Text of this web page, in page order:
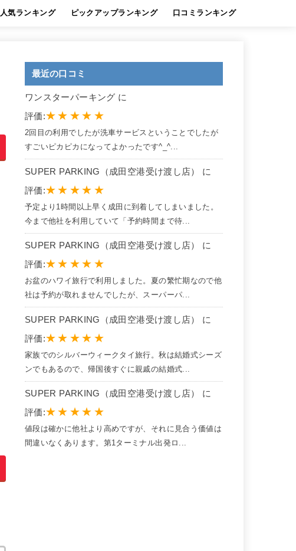
人気ランキング ピックアップランキング 口コミランキング
最近の口コミ
ワンスターパーキング に
評価:★ ★ ★ ★ ★
2回目の利用でしたが洗車サービスということでしたが
すごいピカピカになってよかったです^_^...
SUPER PARKING（成田空港受け渡し店） に
評価:★ ★ ★ ★ ★
予定より1時間以上早く成田に到着してしまいました。
今まで他社を利用していて「予約時間まで待...
SUPER PARKING（成田空港受け渡し店） に
評価:★ ★ ★ ★ ★
お盆のハワイ旅行で利用しました。夏の繁忙期なので他
社は予約が取れませんでしたが、スーパーパ...
SUPER PARKING（成田空港受け渡し店） に
評価:★ ★ ★ ★ ★
家族でのシルバーウィークタイ旅行。秋は結婚式シーズ
ンでもあるので、帰国後すぐに親戚の結婚式...
SUPER PARKING（成田空港受け渡し店） に
評価:★ ★ ★ ★ ★
値段は確かに他社より高めですが、それに見合う価値は
間違いなくあります。第1ターミナル出発ロ...